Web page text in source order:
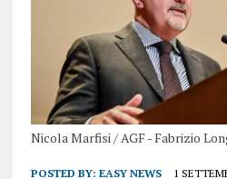
Nicola Marfisi / AGF - Fabrizio
POSTED BY: EASY NEWS 1